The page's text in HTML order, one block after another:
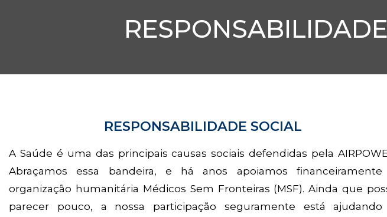
RESPONSABILIDADE SOCIAL
A Saúde é uma das principais causas sociais defendidas pela
Abraçamos essa bandeira, e há anos apoiamos financeiramente
organização humanitária Médicos Sem Fronteiras (MSF). Ainda que
parecer pouco, a nossa participação seguramente está